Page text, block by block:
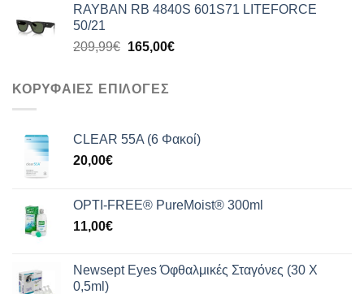
was:
τιμή
159,00€.
RAYBAN RB 4840S 601S71 LITEFORCE
50/21
209,99€ Original
209,99€.
165,00€Η
ΚΟΡΥΦΑΙΕΣ ΕΠΙΛΟΓΕΣ
CLEAR 55A (6 Φακοί)
20,00€
OPTI-FREE® PureMoist® 300ml
11,00€
Newsept Eyes Όφθαλμικές Σταγόνες (30 Χ
0,5ml)